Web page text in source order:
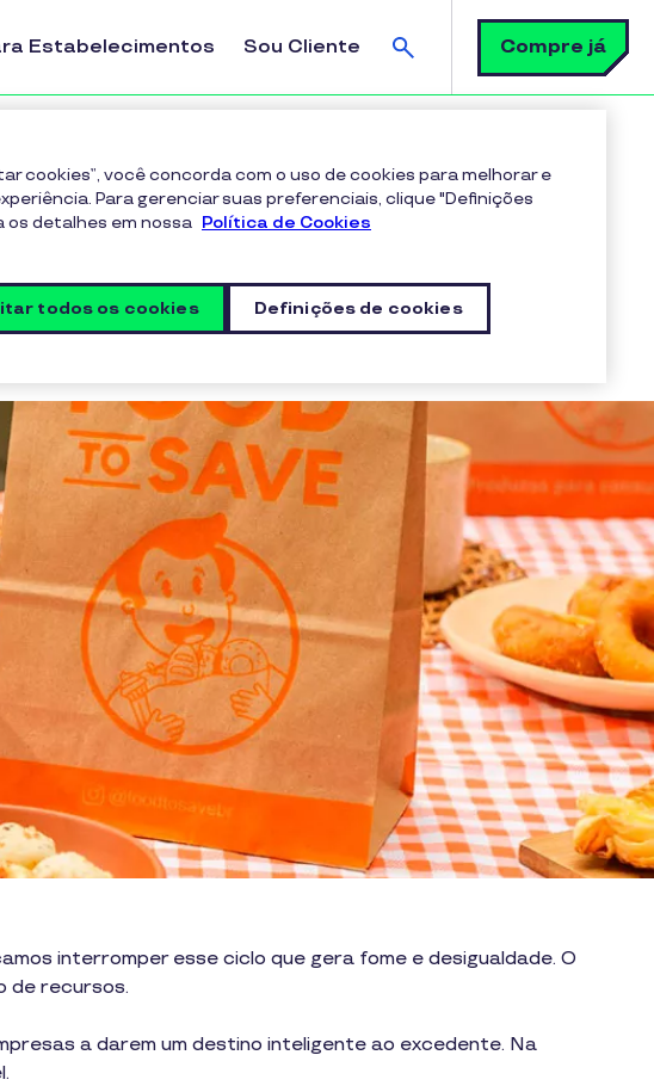
Estabelecimentos Sou Cliente
Busca
Compre já
interromper esse ciclo que gera fome e desigualdade. O
de recursos.
a darem um destino inteligente ao excedente. Na
cookies”, você concorda com o uso de cookies para melhorar e
Para gerenciar suas preferenciais, clique "Definições
os detalhes em nossa Política de Cookies
Definições de cookies
todos os cookies